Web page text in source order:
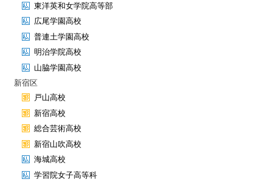
東洋英和女学院高等部
広尾学園高校
普連土学園高校
明治学院高校
山脇学園高校
新宿区
戸山高校
新宿高校
総合芸術高校
新宿山吹高校
海城高校
学習院女子高等科